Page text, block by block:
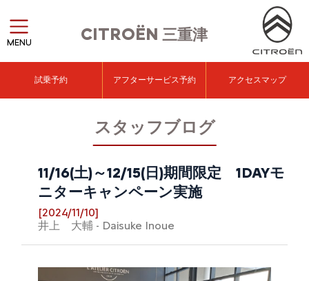
CITROËN 三重津
MENU
試乗予約 アフターサービス予約 アクセスマップ
スタッフブログ
11/16(土)～12/15(日)期間限定 1DAYモ
ニターキャンペーン実施
[2024/11/10]
井上 大輔 - Daisuke Inoue